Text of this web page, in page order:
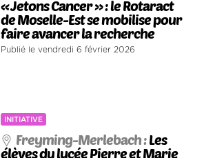
« Jetons Cancer » : le Rotaract
de Moselle-Est se mobilise pour
faire avancer la recherche
Publié le vendredi 6 février 2026
INITIATIVE
Freyming-Merlebach :Les
élèves du lycée Pierre et Marie